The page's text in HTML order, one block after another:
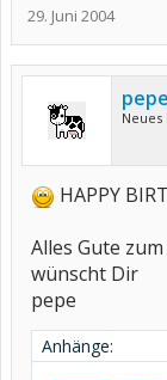
29. Juni 2004
pepe
Neues
HAPPY
Alles Gute
wünscht Dir
pepe
Anhänge: